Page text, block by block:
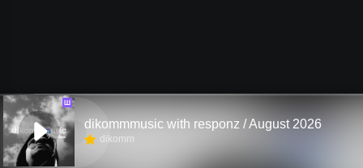
Ш
dikommmusic with responz / August 2026
dikomm